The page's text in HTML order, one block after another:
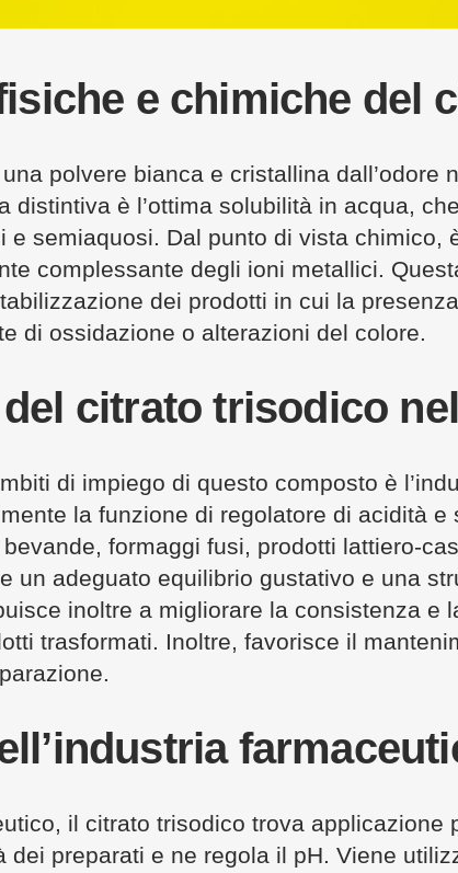
e chimiche del
polvere bianca e cristallina dall’odore
distintiva è l’ottima solubilità in acqua,
e semiaquosi. Dal punto di vista chimico,
complessante degli ioni metallici.
dei prodotti in cui la
di ossidazione o alterazioni del colore.
del citrato trisodico
di impiego di questo composto è
la funzione di regolatore di acidità
formaggi fusi, prodotti lattiero-
un adeguato equilibrio gustativo e una
inoltre a migliorare la consistenza e
trasformati. Inoltre, favorisce il
il citrato trisodico trova applicazione
dei preparati e ne regola il pH. Viene